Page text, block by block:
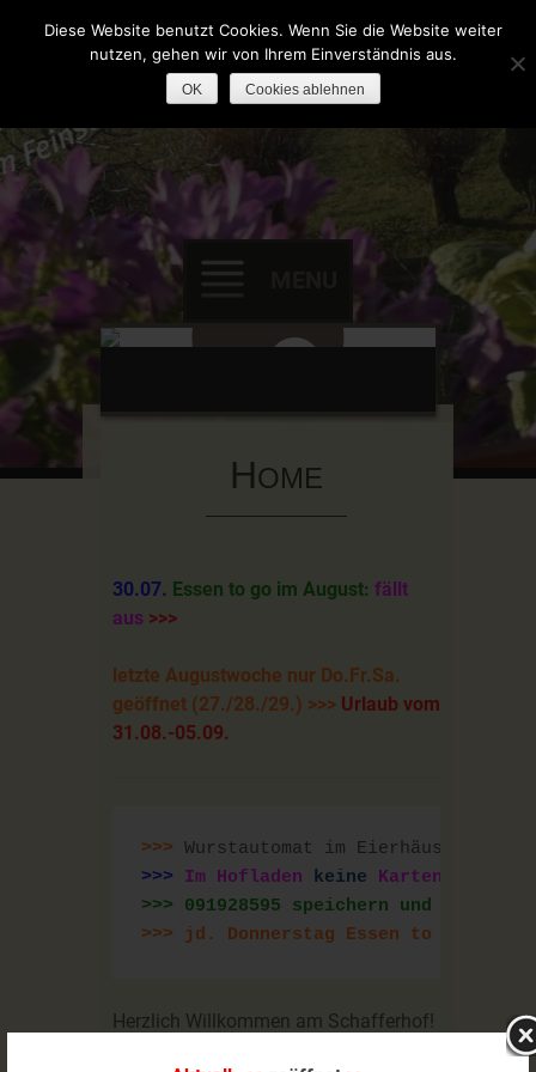
Schafferhof.de
content
HOME
30.07. Essen to go im August: fällt
aus >>>
letzte Augustwoche nur Do.Fr.Sa.
geöffnet (27./28./29.) >>> Urlaub vom
31.08.-05.09.
>>> Wurstautomat im Eierhäusla B2
>>> Im Hofladen keine Kartenzahlung
>>> jd. Donnerstag Essen to go mit
Herzlich Willkommen am Schafferhof!
Diese Website benutzt Cookies. Wenn Sie die Website weiter
nutzen, gehen wir von Ihrem Einverständnis aus.
OK Cookies ablehnen